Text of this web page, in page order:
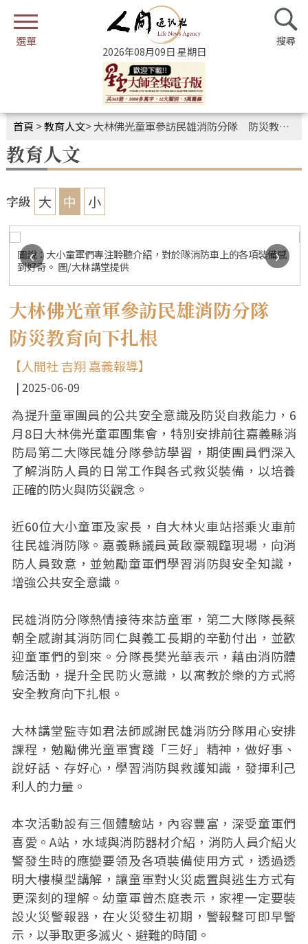
2026年08月09日 星期日
首頁 >教育人文>大林佛光童軍參訪民雄消防分隊 防災教育向下扎根
教育人文
字級 大 中 小
圖說：大小童軍們專注聆聽介紹，對於隊消防車上的各項裝備感
到好奇。 圖/大林講堂提供
‹ ›
大林佛光童軍參訪民雄消防分隊
防災教育向下扎根
【人間社 吉翔 嘉義報導】
2025-06-09
為提升童軍團員的公共安全意識及防災自救能力，6
月8日大林佛光童軍團集會，特別安排前往嘉義縣消
防局第二大隊民雄分隊參訪學習，期使團員們深入
了解消防人員的日常工作與各式救災裝備，以培養
正確的防火與防災觀念。
近60位大小童軍及家長，自大林火車站搭乘火車前
往民雄消防隊。嘉義縣議員黃啟豪親臨現場，向消
防人員致意，並勉勵童軍們學習消防與安全知識，
增強公共安全意識。
民雄消防分隊熱情接待來訪童軍，第二大隊隊長蔡
朝全感謝其消防同仁與義工長期的辛勤付出，並歡
迎童軍們的到來。分隊長樊光華表示，藉由消防體
驗活動，提升全民防火意識，以寓教於樂的方式將
安全教育向下扎根。
大林講堂監寺如君法師感謝民雄消防分隊用心安排
課程，勉勵佛光童軍實踐「三好」精神，做好事、
說好話、存好心，學習消防與救護知識，發揮利己
利人的力量。
本次活動設有三個體驗站，內容豐富，深受童軍們
喜愛。A站，水域與消防器材介紹，消防人員介紹火
警發生時的應變要領及各項裝備使用方式，透過透
明大樓模型講解，讓童軍對火災處置與逃生方式有
更深刻的理解。幼童軍曾杰庭表示，家裡一定要裝
設火災警報器，在火災發生初期，警報聲可即早警
示，以爭取更多滅火、避難的時間。